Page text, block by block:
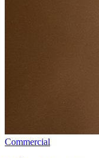
Commercial